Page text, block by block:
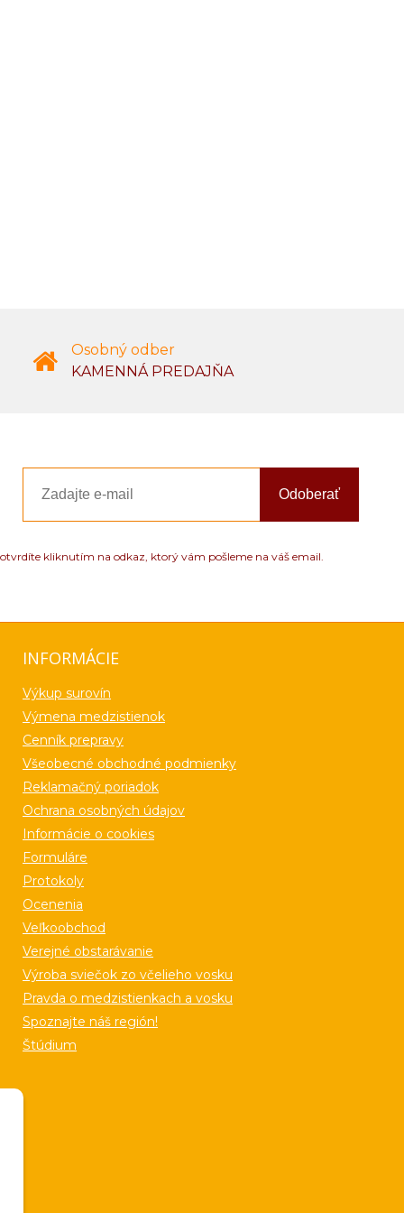
Osobný odber
KAMENNÁ PREDAJŇA
Odoberať
kliknutím na odkaz, ktorý vám pošleme na váš email.
INFORMÁCIE
Výkup surovín
Výmena medzistienok
Cenník prepravy
Všeobecné obchodné podmienky
Reklamačný poriadok
Ochrana osobných údajov
Informácie o cookies
Formuláre
Protokoly
Ocenenia
Veľkoobchod
Verejné obstarávanie
Výroba sviečok zo včelieho vosku
Pravda o medzistienkach a vosku
Spoznajte náš región!
Štúdium